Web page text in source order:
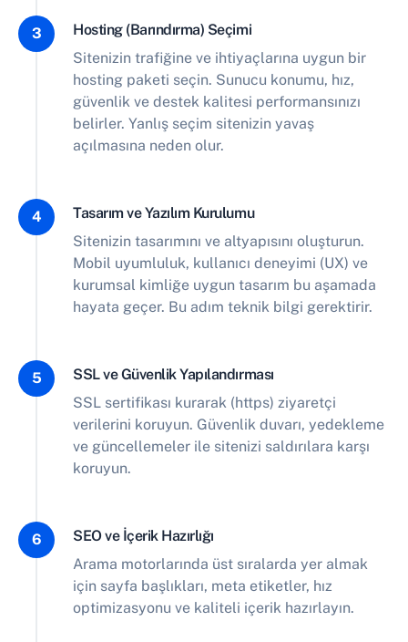
3
Hosting (Barındırma) Seçimi
Sitenizin trafiğine ve ihtiyaçlarına uygun bir
hosting paketi seçin. Sunucu konumu, hız,
güvenlik ve destek kalitesi performansınızı
belirler. Yanlış seçim sitenizin yavaş
açılmasına neden olur.
4
Tasarım ve Yazılım Kurulumu
Sitenizin tasarımını ve altyapısını oluşturun.
Mobil uyumluluk, kullanıcı deneyimi (UX) ve
kurumsal kimliğe uygun tasarım bu aşamada
hayata geçer. Bu adım teknik bilgi gerektirir.
5
SSL ve Güvenlik Yapılandırması
SSL sertifikası kurarak (https) ziyaretçi
verilerini koruyun. Güvenlik duvarı, yedekleme
ve güncellemeler ile sitenizi saldırılara karşı
koruyun.
6
SEO ve İçerik Hazırlığı
Arama motorlarında üst sıralarda yer almak
için sayfa başlıkları, meta etiketler, hız
optimizasyonu ve kaliteli içerik hazırlayın.